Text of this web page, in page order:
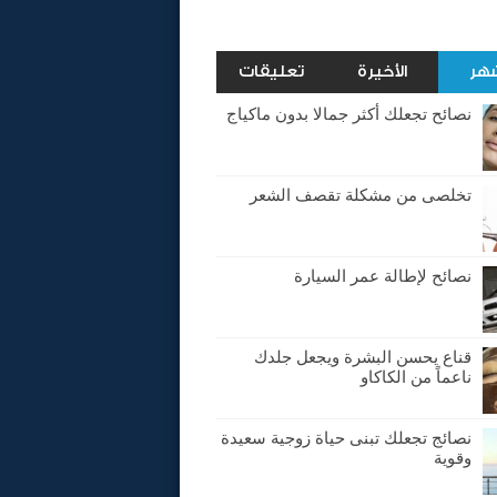
الأخيرة تعليقات
نصائح تجعلك أكثر جمالا بدون ماكياج
تخلصى من مشكلة تقصف الشعر
نصائح لإطالة عمر السيارة
قناع يحسن البشرة ويجعل جلدك
ناعماً من الكاكاو
نصائج تجعلك تبنى حياة زوجية سعيدة
وقوية